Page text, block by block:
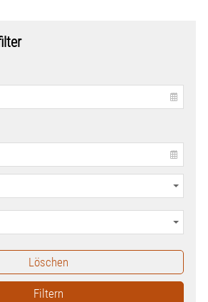
Löschen
Filtern